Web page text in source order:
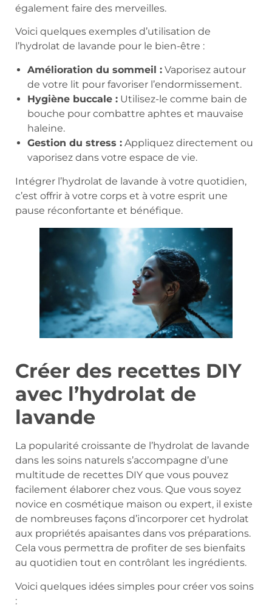
également faire des merveilles.
Voici quelques exemples d’utilisation de
l’hydrolat de lavande pour le bien-être :
Amélioration du sommeil : Vaporisez autour
de votre lit pour favoriser l’endormissement.
Hygiène buccale : Utilisez-le comme bain de
bouche pour combattre aphtes et mauvaise
haleine.
Gestion du stress : Appliquez directement ou
vaporisez dans votre espace de vie.
Intégrer l’hydrolat de lavande à votre quotidien,
c’est offrir à votre corps et à votre esprit une
pause réconfortante et bénéfique.
Créer des recettes DIY
avec l’hydrolat de
lavande
La popularité croissante de l’hydrolat de lavande
dans les soins naturels s’accompagne d’une
multitude de recettes DIY que vous pouvez
facilement élaborer chez vous. Que vous soyez
novice en cosmétique maison ou expert, il existe
de nombreuses façons d’incorporer cet hydrolat
aux propriétés apaisantes dans vos préparations.
Cela vous permettra de profiter de ses bienfaits
au quotidien tout en contrôlant les ingrédients.
Voici quelques idées simples pour créer vos soins
: